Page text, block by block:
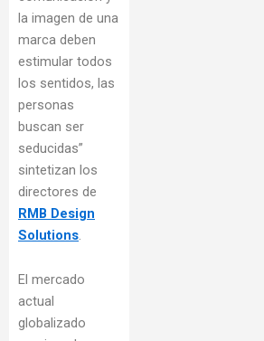
la imagen de una
marca deben
estimular todos
los sentidos, las
personas
buscan ser
seducidas”
sintetizan los
directores de
RMB Design
Solutions
El mercado
actual
globalizado